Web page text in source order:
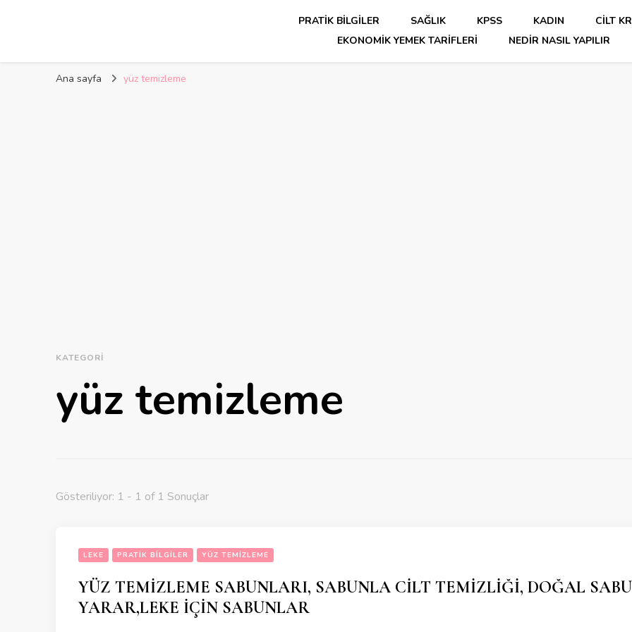
PRATIK BILGILER SAĞLIK KPSS KADIN
CILT
EKONOMIK YEMEK TARIFLERI
NEDIR NASIL YAPILIR
Ana sayfa yüz temizleme
KATEGORI
yüz temizleme
Gösteriliyor: 1 - 1 of 1 Sonuçlar
LEKE PRATIK BILGILER YÜZ TEMIZLEME
YÜZ TEMİZLEME SABUNLARI, SABUNLA CİLT TEMİZLİĞİ, DOĞAL
YARAR,LEKE İÇİN SABUNLAR